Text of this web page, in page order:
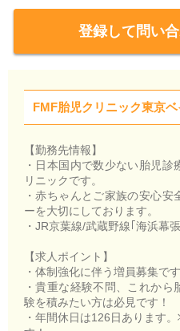
登録して問い
FMF胎児クリニック東京
【勤務先情報】
・日本国内で数少ない胎児
リニックです。
・赤ちゃんとご家族の安心
ーを大切にしております。
・JR京葉線/武蔵野線｢海浜幕
【求人ポイント】
・体制強化に伴う増員募集です
・貴重な経験不問、これか
験を積みたい方は必見です！
・年間休日は126日あります